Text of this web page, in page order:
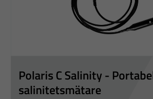
Polaris C Salinity -
salinitetsmätare